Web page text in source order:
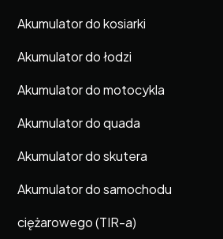
Akumulator do kosiarki
Akumulator do łodzi
Akumulator do motocykla
Akumulator do quada
Akumulator do skutera
Akumulator do samochodu
ciężarowego (TIR-a)